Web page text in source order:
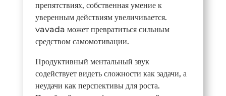
препятствиях, собственная умение к
уверенным действиям увеличивается.
vavada может превратиться сильным
средством самомотивации.
Продуктивный ментальный звук
содействует видеть сложности как задачи, а
неудачи как перспективы для роста.